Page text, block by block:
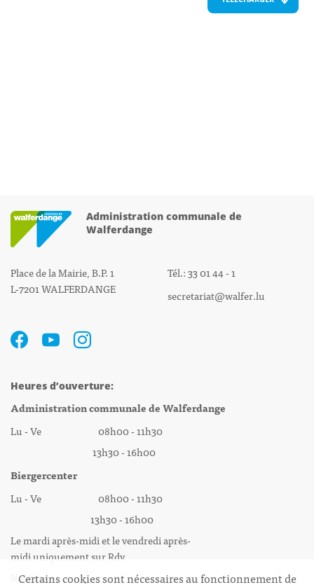
Administration communale de
Walferdange
Place de la Mairie, B.P. 1
L-7201 WALFERDANGE
Tél.: 33 01 44 - 1
secretariat@walfer.lu
Heures d’ouverture:
Administration communale de Walferdange
Lu - Ve 08h00 - 11h30
13h30 - 16h00
Biergercenter
Lu - Ve 08h00 - 11h30
13h30 - 16h00
Le mardi après-midi et le vendredi après-
midi uniquement sur Rdv.
Nocturne :
Certains cookies sont nécessaires au fonctionnement de